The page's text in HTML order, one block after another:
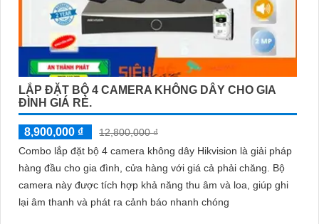
LẮP ĐẶT BỘ 4 CAMERA KHÔNG DÂY CHO GIA
ĐÌNH GIÁ RẺ.
8,900,000 ₫
12,800,000 ₫
Combo lắp đặt bộ 4 camera không dây Hikvision là giải pháp
hàng đầu cho gia đình, cửa hàng với giá cả phải chăng. Bộ
camera này được tích hợp khả năng thu âm và loa, giúp ghi
lại âm thanh và phát ra cảnh báo nhanh chóng